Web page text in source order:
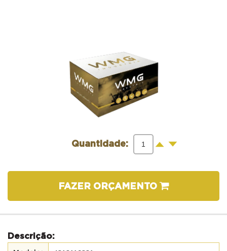
Quantidade: + -
FAZER ORÇAMENTO
Descrição: